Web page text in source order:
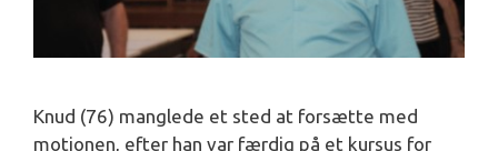
Knud (76) manglede et sted at forsætte med
motionen, efter han var færdig på et kursus for